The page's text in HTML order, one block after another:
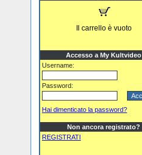
Il carrello è vuoto
Accesso a My Kultvideo
Username:
Password:
Hai dimenticato la password?
Non ancora registrato?
REGISTRATI